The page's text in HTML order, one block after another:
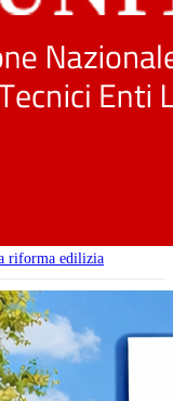
riforma edilizia